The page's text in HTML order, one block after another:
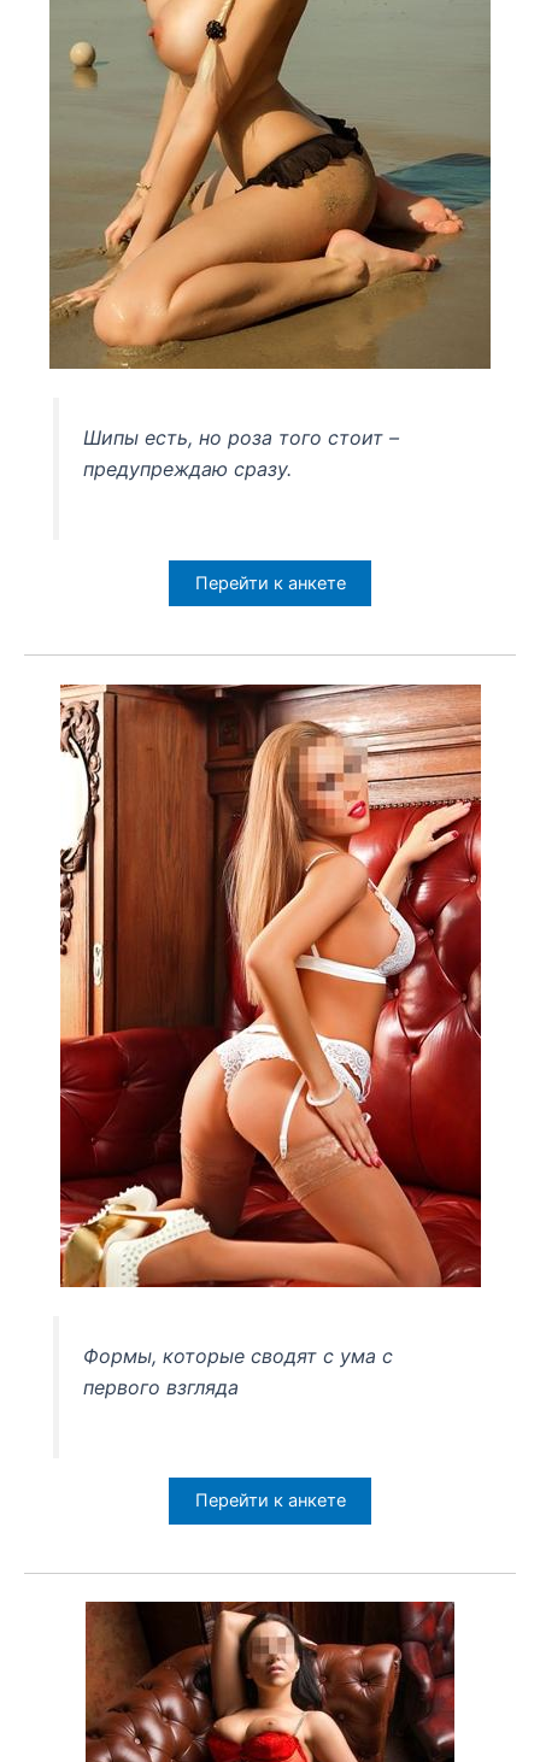
Шипы есть, но роза того стоит –
предупреждаю сразу.
Перейти к анкете
Формы, которые сводят с ума с
первого взгляда
Перейти к анкете